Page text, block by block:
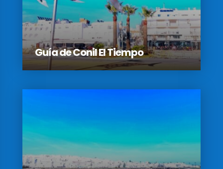
Guía de Conil El Tiempo